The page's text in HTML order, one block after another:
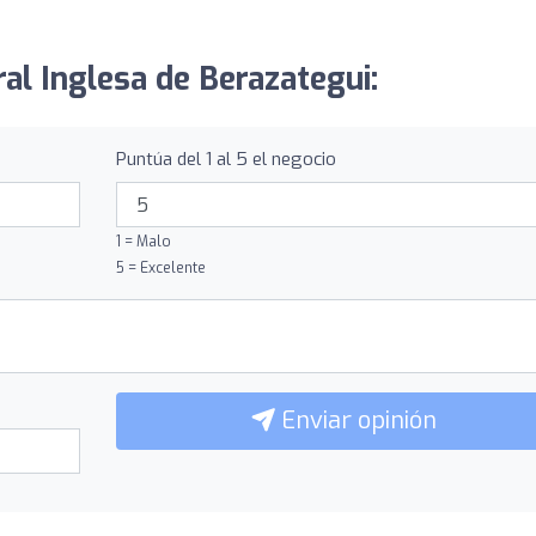
Inglesa de Berazategui:
Puntúa del 1 al 5 el negocio
1 = Malo
5 = Excelente
Enviar opinión